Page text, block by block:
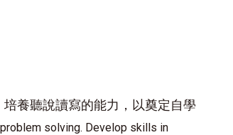
養聽說讀寫的能力，以奠定自學
solving. Develop skills in